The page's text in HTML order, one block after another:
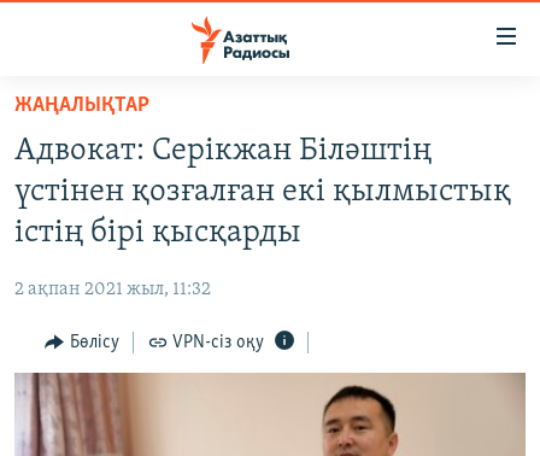
Skip
main
content
Skip
to
main
to
Search
САЯСАТ
AZATTYQTV
АДАМ ҚҰҚЫҚТАРЫ
ӘЛЕУМЕТ
ӘЛЕМ
АРНАЙЫ ЖОБАЛАР
ЖАҢАЛЫҚТАР
Адвокат: Серікжан Біләштің
үстінен қозғалған екі қылмыстық
істің бірі қысқарды
2 ақпан 2021 жыл, 11:32
Бөлісу VPN-сіз оқу